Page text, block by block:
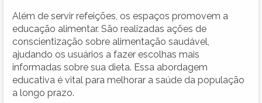
Além de servir refeições, os espaços promovem a
educação alimentar. São realizadas ações de
conscientização sobre alimentação saudável,
ajudando os usuários a fazer escolhas mais
informadas sobre sua dieta. Essa abordagem
educativa é vital para melhorar a saúde da população
a longo prazo.